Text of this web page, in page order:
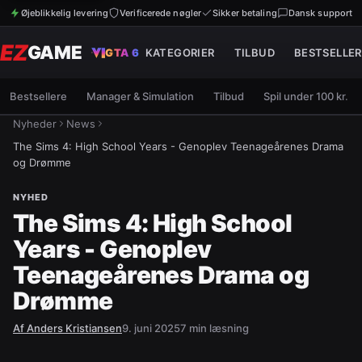
Øjeblikkelig levering Verificerede nøgler Sikker betaling Dansk support
EZGAME GTA 6 KATEGORIER TILBUD
Bestsellere Manager & Simulation Tilbud Spil under 100 kr.
Nyheder
News
The Sims 4: High School Years - Genoplev Teenageårenes Drama
og Drømme
NYHED
The Sims 4: High School
Years - Genoplev
Teenageårenes Drama og
Drømme
AfAnders Kristiansen9. juni 20257 min læsning